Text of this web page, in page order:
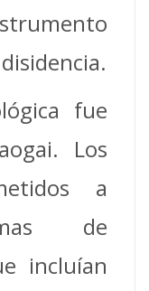
fue
Los
a
de
incluían